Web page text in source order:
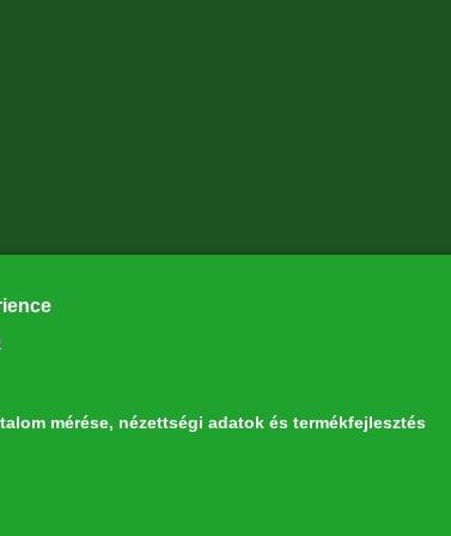
LIFE Program LIFE NGO 4GD/HU/000037
mérése, nézettségi adatok és termékfejlesztés